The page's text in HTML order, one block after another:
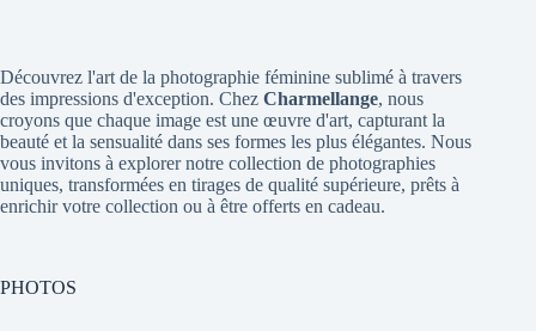
Découvrez l'art de la photographie féminine sublimé à travers
des impressions d'exception. Chez Charmellange, nous
croyons que chaque image est une œuvre d'art, capturant la
beauté et la sensualité dans ses formes les plus élégantes. Nous
vous invitons à explorer notre collection de photographies
uniques, transformées en tirages de qualité supérieure, prêts à
enrichir votre collection ou à être offerts en cadeau.
PHOTOS